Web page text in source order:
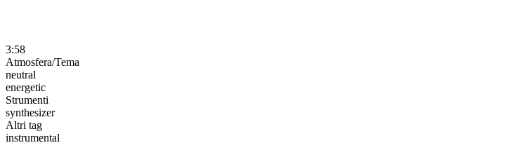
3:58
Atmosfera/Tema
neutral
energetic
Strumenti
synthesizer
Altri tag
instrumental